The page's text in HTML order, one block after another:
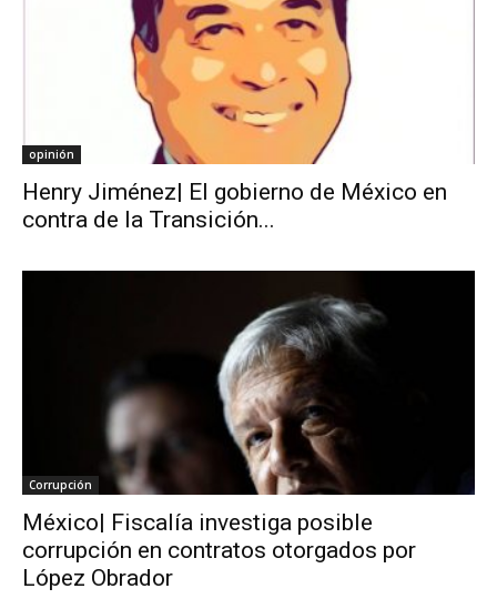
opinión
Henry Jiménez| El gobierno de México en
contra de la Transición...
Corrupción
México| Fiscalía investiga posible
corrupción en contratos otorgados por
López Obrador